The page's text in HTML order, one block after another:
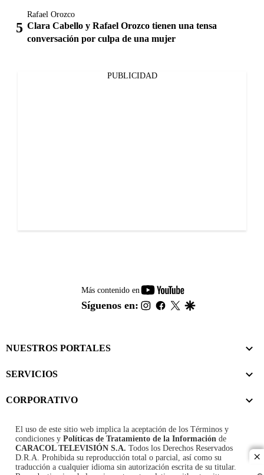
Rafael Orozco
Clara Cabello y Rafael Orozco tienen una tensa
conversación por culpa de una mujer
PUBLICIDAD
Más contenido en
youtube-
footer
Síguenos en: instagram
facebook
twitter
NUESTROS PORTALES
SERVICIOS
CORPORATIVO
El uso de este sitio web implica la aceptación de los Términos y
condiciones y Políticas de Tratamiento de la Información de
CARACOL TELEVISIÓN S.A. Todos los Derechos Reservados
D.R.A. Prohibida su reproducción total o parcial, así como su
traducción a cualquier idioma sin autorización escrita de su titular.